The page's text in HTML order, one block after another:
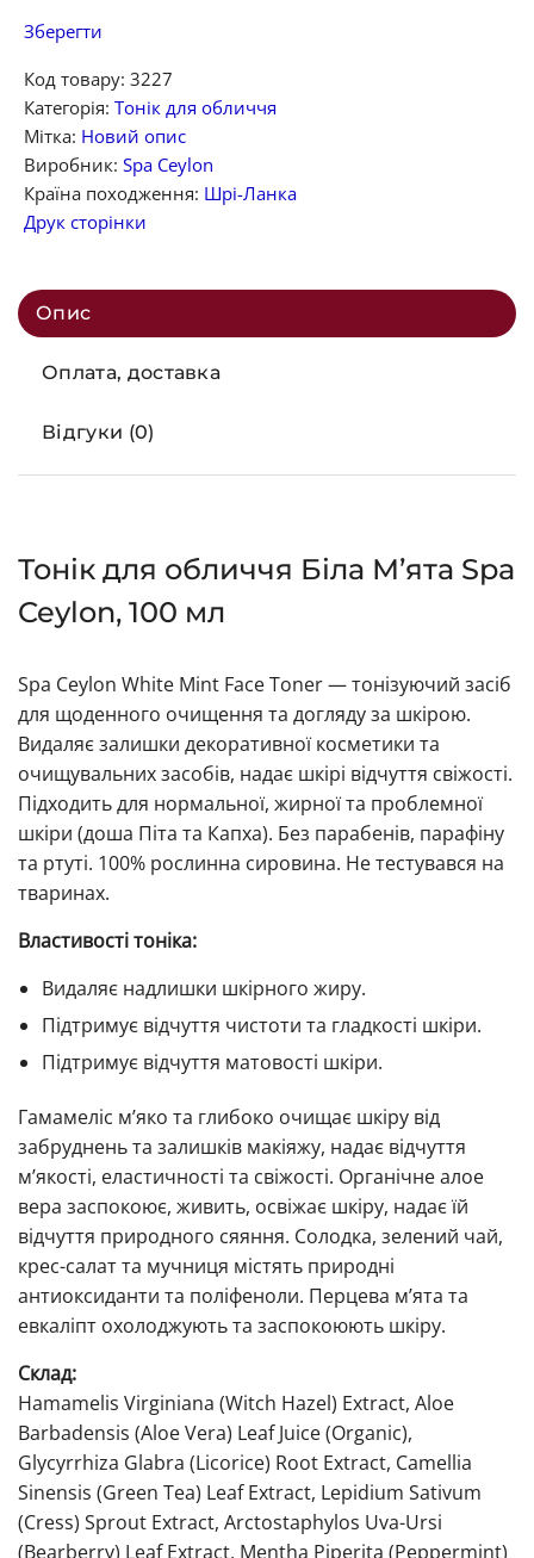
Зберегти
Код товару: 3227
Категорія: Тонік для обличчя
Мітка: Новий опис
Виробник: Spa Ceylon
Країна походження: Шрі-Ланка
Друк сторінки
Опис
Оплата, доставка
Відгуки (0)
Тонік для обличчя Біла М’ята Spa
Ceylon, 100 мл
Spa Ceylon White Mint Face Toner — тонізуючий засіб
для щоденного очищення та догляду за шкірою.
Видаляє залишки декоративної косметики та
очищувальних засобів, надає шкірі відчуття свіжості.
Підходить для нормальної, жирної та проблемної
шкіри (доша Піта та Капха). Без парабенів, парафіну
та ртуті. 100% рослинна сировина. Не тестувався на
тваринах.
Властивості тоніка:
Видаляє надлишки шкірного жиру.
Підтримує відчуття чистоти та гладкості шкіри.
Підтримує відчуття матовості шкіри.
Гамамеліс м’яко та глибоко очищає шкіру від
забруднень та залишків макіяжу, надає відчуття
м’якості, еластичності та свіжості. Органічне алое
вера заспокоює, живить, освіжає шкіру, надає їй
відчуття природного сяяння. Солодка, зелений чай,
крес-салат та мучниця містять природні
антиоксиданти та поліфеноли. Перцева м’ята та
евкаліпт охолоджують та заспокоюють шкіру.
Склад:
Hamamelis Virginiana (Witch Hazel) Extract, Aloe
Barbadensis (Aloe Vera) Leaf Juice (Organic),
Glycyrrhiza Glabra (Licorice) Root Extract, Camellia
Sinensis (Green Tea) Leaf Extract, Lepidium Sativum
(Cress) Sprout Extract, Arctostaphylos Uva-Ursi
(Bearberry) Leaf Extract, Mentha Piperita (Peppermint)